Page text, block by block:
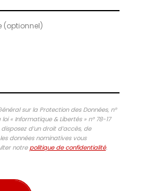
(optionnel)
sur la Protection des Données, n°
« Informatique & Libertés » n° 78-17
d’un droit d’accès, de
données nominatives vous
notrepolitique de confidentialité.